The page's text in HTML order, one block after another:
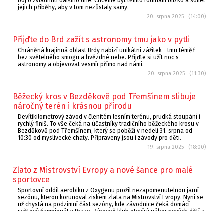
jejich příběhy, aby v tom nezůstaly samy.
20. srpna 2025 (14:00)
Přijďte do Brd zažít s astronomy tmu jako v pytli
Chráněná krajinná oblast Brdy nabízí unikátní zážitek - tmu téměř
bez světelného smogu a hvězdné nebe. Přijďte si užít noc s
astronomy a objevovat vesmír přímo nad námi.
20. srpna 2025 (11:30)
Běžecký kros v Bezděkově pod Třemšínem slibuje
náročný terén i krásnou přírodu
Devítikilometrový závod v členitém lesním terénu, prudká stoupání i
rychlý finiš. To vše čeká na účastníky tradičního běžeckého krosu v
Bezděkově pod Třemšínem, který se poběží v nedeli 31. srpna od
10:30 od myslivecké chaty. Připraveny jsou i závody pro děti.
19. srpna 2025 (18:00)
Zlato z Mistrovství Evropy a nové šance pro malé
sportovce
Sportovní oddíl aerobiku z Oxygenu prožil nezapomenutelnou jarní
sezónu, kterou korunoval ziskem zlata na Mistrovství Evropy. Nyní se
už chystá na podzimní část sezóny, kde závodnice čeká domácí